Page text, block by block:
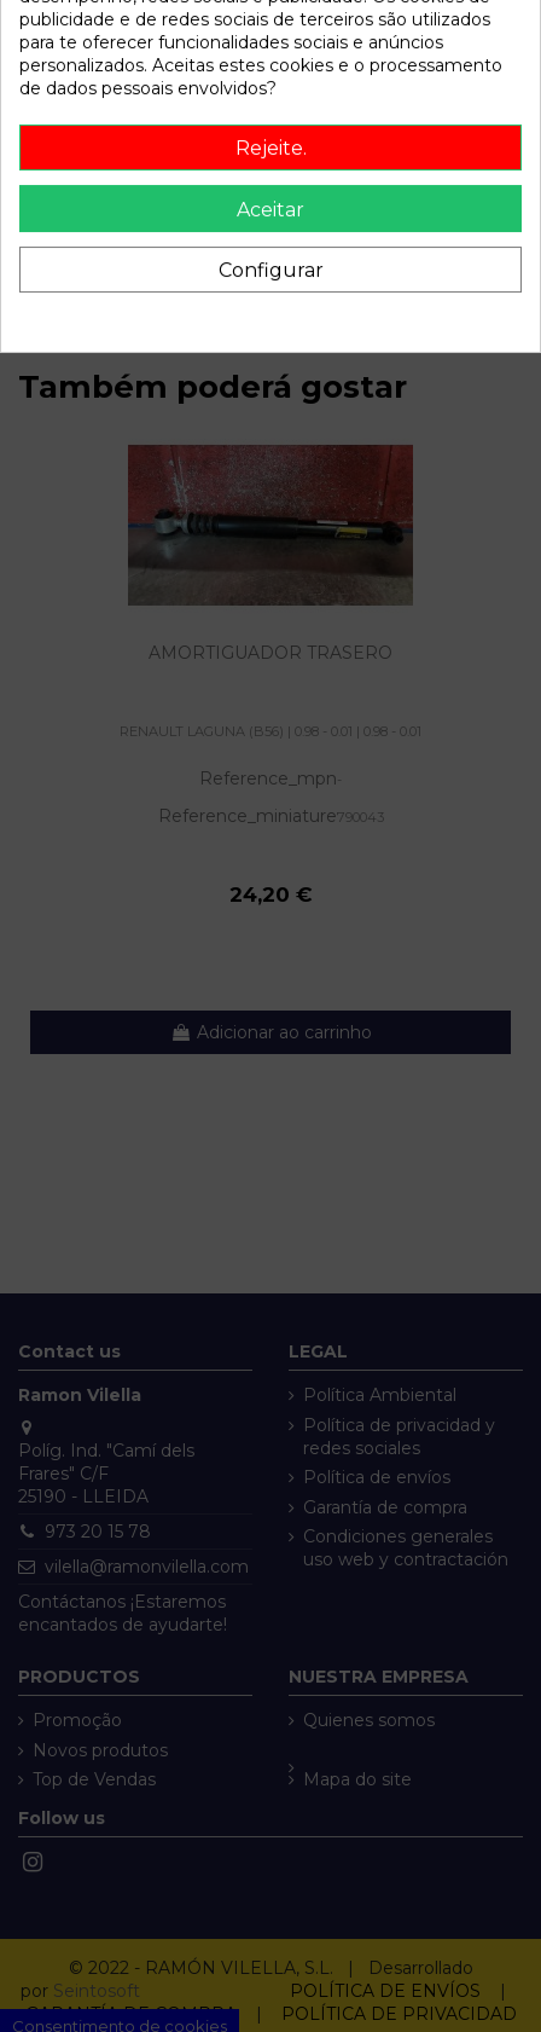
Referência 790046
Disponível a partir de: 2022-04-05
Descrição
Recambio de centralita motor uce para renault laguna (b56)
| 0.98 - 0.01 | 0.98 - 0.01 referencia OEM IAM 0281010297
Também poderá gostar
AMORTIGUADOR TRASERO
RENAULT LAGUNA (B56) | 0.98 - 0.01 | 0.98 - 0.01
Reference_mpn-
Reference_miniature790043
24,20 €
Adicionar ao carrinho
Contact us
Ramon Vilella
Políg. Ind. "Camí dels
Frares" C/F
25190 - LLEIDA
973 20 15 78
vilella@ramonvilella.com
Contáctanos ¡Estaremos
encantados de ayudarte!
LEGAL
Política Ambiental
Política de privacidad y
redes sociales
Política de envíos
Garantía de compra
Condiciones generales
uso web y contractación
PRODUCTOS
Promoção
Novos produtos
Top de Vendas
NUESTRA EMPRESA
Quienes somos
Mapa do site
Follow us
© 2022 - RAMÓN VILELLA, S.L. | Desarrollado
por Seintosoft POLÍTICA DE ENVÍOS
|
GARANTÍA DE COMPRA| POLÍTICA DE PRIVACIDAD
publicidade e de redes sociais de terceiros são utilizados
para te oferecer funcionalidades sociais e anúncios
personalizados. Aceitas estes cookies e o processamento
de dados pessoais envolvidos?
Rejeite.
Aceitar
Configurar
Consentimento de cookies